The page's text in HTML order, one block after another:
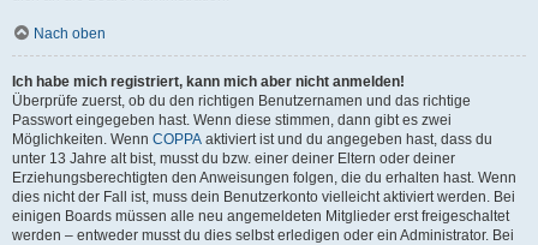
Nach oben
Ich habe mich registriert, kann mich aber nicht anmelden!
Überprüfe zuerst, ob du den richtigen Benutzernamen und das richtige
Passwort eingegeben hast. Wenn diese stimmen, dann gibt es zwei
Möglichkeiten. Wenn COPPA aktiviert ist und du angegeben hast, dass du
unter 13 Jahre alt bist, musst du bzw. einer deiner Eltern oder deiner
Erziehungsberechtigten den Anweisungen folgen, die du erhalten hast. Wenn
dies nicht der Fall ist, muss dein Benutzerkonto vielleicht aktiviert werden. Bei
einigen Boards müssen alle neu angemeldeten Mitglieder erst freigeschaltet
werden – entweder musst du dies selbst erledigen oder ein Administrator. Bei